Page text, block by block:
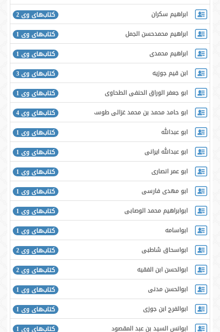
ابراهیم سکران
کتاب‌های وی 2
ابراهیم محمدحسن الجمل
کتاب‌های وی 1
ابراهیم محمدی
کتاب‌های وی 1
ابن قیم جوزیه
کتاب‌های وی 3
ابو جعفر الوراق الحنفی الطحاوی
کتاب‌های وی 1
ابو حامد محمد بن محمد غزالی طوسی
کتاب‌های وی 4
ابو عبدالله
کتاب‌های وی 1
ابو عبدالله ایرانی
کتاب‌های وی 1
ابو عمر انصاری
کتاب‌های وی 1
ابو مهدی فارسی
کتاب‌های وی 1
ابوابراهیم محمد الوصابی
کتاب‌های وی 1
ابواسامه
کتاب‌های وی 1
ابواسحاق شاطبی
کتاب‌های وی 2
ابوالحسن ابن الفقیه
کتاب‌های وی 2
ابوالحسن مدنی
کتاب‌های وی 1
ابوالفرج ابن جوزی
کتاب‌های وی 1
ابوانس السید بن عبد المقصود
کتاب‌های وی 1